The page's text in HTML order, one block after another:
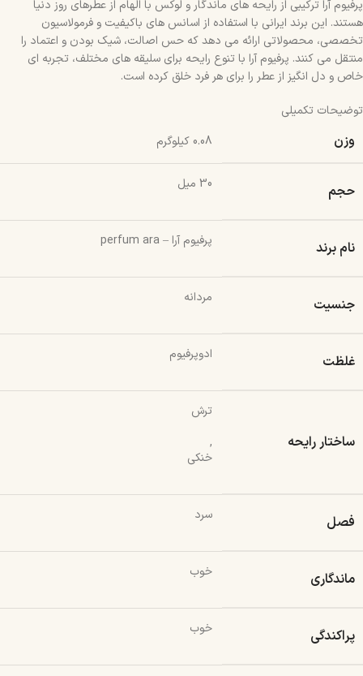
پرفیوم آرا ترکیبی از رایحه‌ های ماندگار و لوکس با الهام از عطرهای روز دنیا
هستند. این برند ایرانی با استفاده از اسانس‌ های باکیفیت و فرمولاسیون
تخصصی، محصولاتی ارائه می‌ دهد که حس اصالت، شیک‌ بودن و اعتماد را
منتقل می‌ کنند. پرفیوم آرا با تنوع رایحه‌ برای سلیقه‌ های مختلف، تجربه‌ ای
خاص و دل‌ انگیز از عطر را برای هر فرد خلق کرده است.
توضیحات تکمیلی
وزن 0.08 کیلوگرم
حجم 30 میل
نام برند پرفیوم آرا – perfum ara
جنسیت مردانه
غلظت ادوپرفیوم
ساختار رایحه
ترش
,
خنکی
فصل سرد
ماندگاری خوب
پراکندگی خوب